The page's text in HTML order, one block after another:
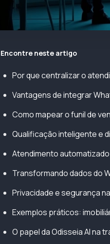
Encontre neste artigo
Por que centralizar o
Vantagens de integrar
Como mapear o funil de
Qualificação inteligente e
Atendimento
Transformando dados do
Privacidade e segurança
Exemplos práticos:
O papel da Odisseia AI na